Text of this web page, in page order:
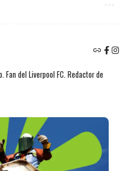
del Liverpool FC. Redactor de